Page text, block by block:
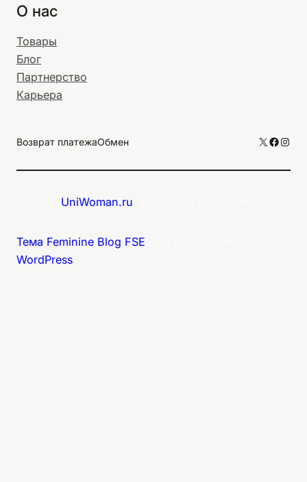
О нас
Товары
Блог
Партнерство
Карьера
Возврат платежаОбмен X
UniWoman.ru
Тема Feminine Blog FSE
WordPress